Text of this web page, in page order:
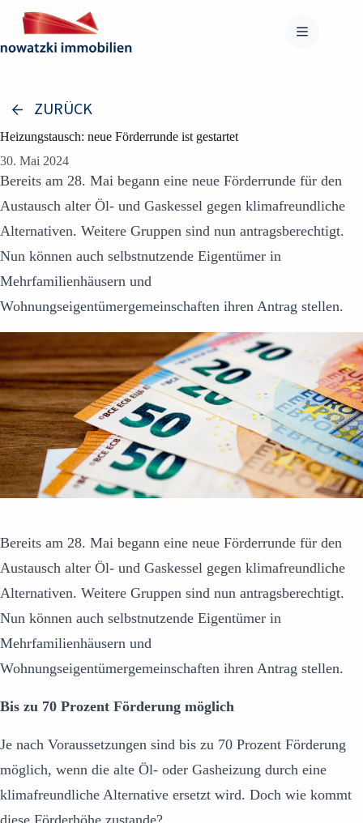
Inhalt
springen
ZURÜCK
Heizungstausch: neue Förderrunde ist gestartet
30. Mai 2024
Bereits am 28. Mai begann eine neue Förderrunde für den
Austausch alter Öl- und Gaskessel gegen klimafreundliche
Alternativen. Weitere Gruppen sind nun antragsberechtigt.
Nun können auch selbstnutzende Eigentümer in
Mehrfamilienhäusern und
Wohnungseigentümergemeinschaften ihren Antrag stellen.
Bereits am 28. Mai begann eine neue Förderrunde für den
Austausch alter Öl- und Gaskessel gegen klimafreundliche
Alternativen. Weitere Gruppen sind nun antragsberechtigt.
Nun können auch selbstnutzende Eigentümer in
Mehrfamilienhäusern und
Wohnungseigentümergemeinschaften ihren Antrag stellen.
Bis zu 70 Prozent Förderung möglich
Je nach Voraussetzungen sind bis zu 70 Prozent Förderung
möglich, wenn die alte Öl- oder Gasheizung durch eine
klimafreundliche Alternative ersetzt wird. Doch wie kommt